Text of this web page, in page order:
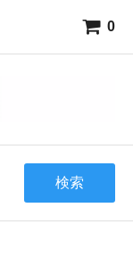
0
検索